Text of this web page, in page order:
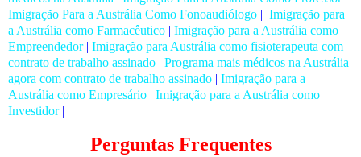
Imigração Para a Austrália Como Fonoaudiólogo | Imigração para
a Austrália como Farmacêutico | Imigração para a Austrália como
Empreendedor| Imigração para Austrália como fisioterapeuta com
contrato de trabalho assinado | Programa mais médicos na Austrália
agora com contrato de trabalho assinado | Imigração para a
Austrália como Empresário | Imigração para a Austrália como
Investidor|
Perguntas Frequentes